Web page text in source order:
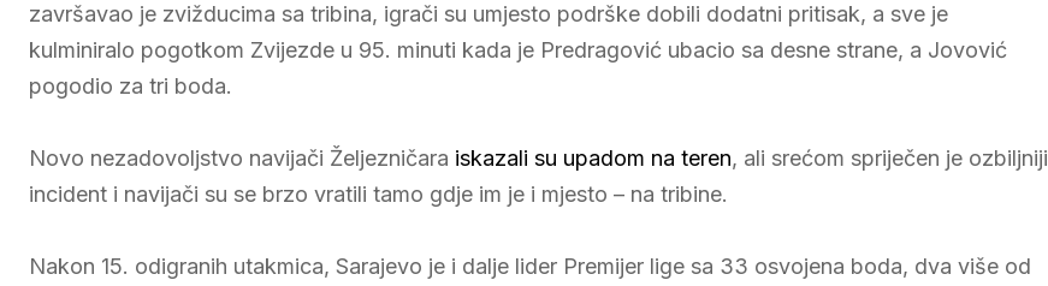
završavao je zvižducima sa tribina, igrači su umjesto podrške dobili dodatni pritisak, a sve je
kulminiralo pogotkom Zvijezde u 95. minuti kada je Predragović ubacio sa desne strane, a Jovović
pogodio za tri boda.
Novo nezadovoljstvo navijači Željezničara iskazali su upadom na teren, ali srećom spriječen je ozbiljniji
incident i navijači su se brzo vratili tamo gdje im je i mjesto – na tribine.
Nakon 15. odigranih utakmica, Sarajevo je i dalje lider Premijer lige sa 33 osvojena boda, dva više od